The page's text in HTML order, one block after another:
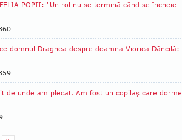
POPII: "Un rol nu se termină când se încheie
domnul Dragnea despre doamna Viorica Dăncilă:
de unde am plecat. Am fost un copilaş care